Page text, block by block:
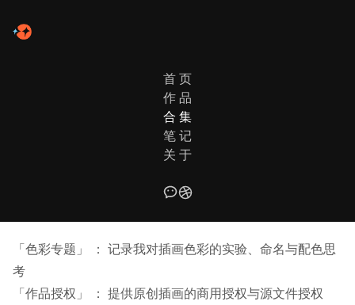
首 页
作 品
合 集
笔 记
关 于
插画创作专题合集
「色彩专题」 ： 记录我对插画色彩的实验、命名与配色思
考
「作品授权」 ： 提供原创插画的商用授权与源文件授权